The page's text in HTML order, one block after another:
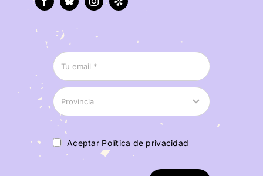
Aceptar Política de privacidad